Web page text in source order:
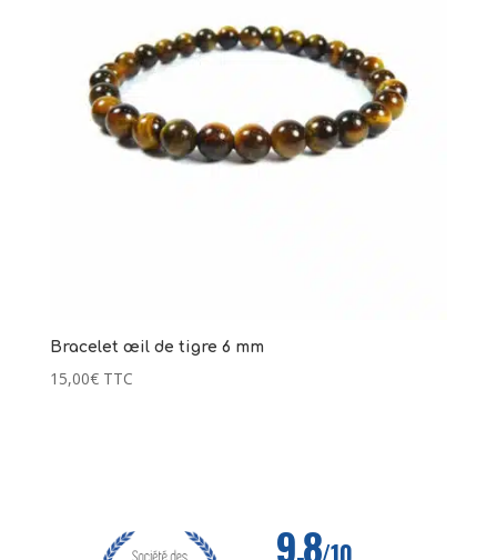
Bracelet œil de tigre 6 mm
15,00€ TTC